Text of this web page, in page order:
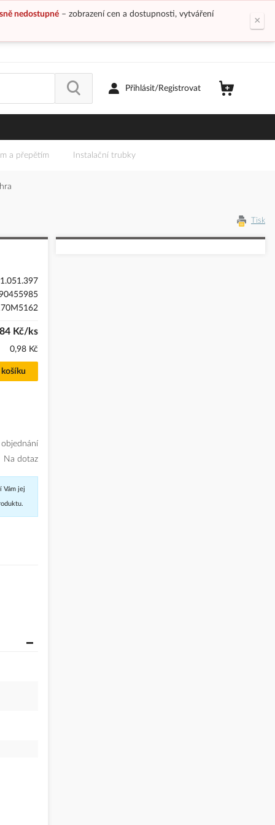
nedostupné– zobrazení cen a dostupnosti, vytváření
×
Přihlásit/Registrovat
a přepětím Instalační trubky
Tisk
Kč/ks
0,98 Kč
Na dotaz
Vám jej